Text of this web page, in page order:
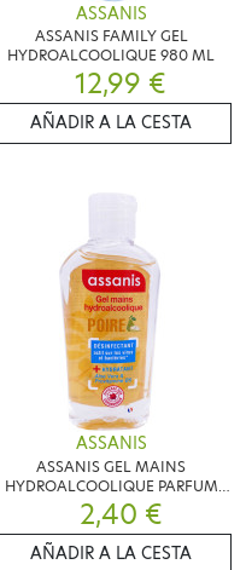
ASSANIS
ASSANIS FAMILY GEL
HYDROALCOOLIQUE 980 ML
12,99 €
AÑADIR A LA CESTA
ASSANIS
ASSANIS GEL MAINS
HYDROALCOOLIQUE PARFUM
POIRE 80ML
2,40 €
AÑADIR A LA CESTA